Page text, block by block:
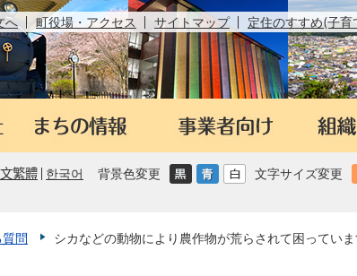
へ 町役場・アクセス サイトマップ 定住のすすめ(子育
繁體 한국어 背景色変更 文字サイズ変更
問
シカなどの動物により農作物が荒らされて困ってい